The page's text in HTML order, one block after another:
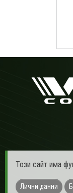
Този сайт има
Лични данни